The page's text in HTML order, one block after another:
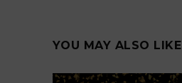
YOU MAY ALSO LIKE